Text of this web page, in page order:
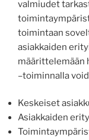
valmiudet
toimintaan
asiakkaiden
määrittelemään
–toiminnalla
Keskeiset
Asiakkaiden